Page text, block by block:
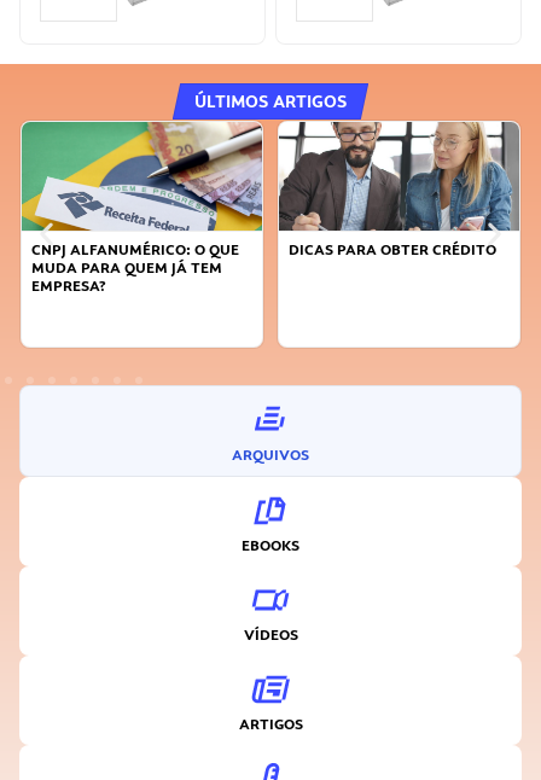
ÚLTIMOS ARTIGOS
CNPJ ALFANUMÉRICO: O QUE
MUDA PARA QUEM JÁ TEM
EMPRESA?
DICAS PARA OBTER CRÉDITO
ARQUIVOS
EBOOKS
VÍDEOS
ARTIGOS